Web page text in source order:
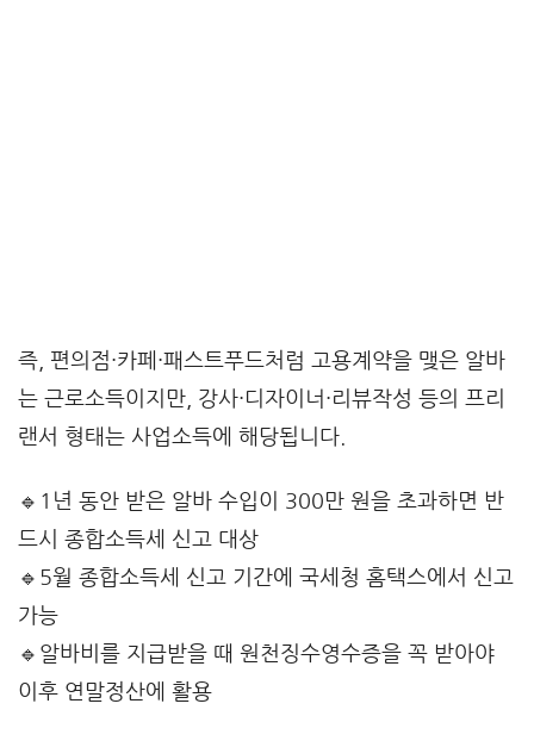
즉, 편의점·카페·패스트푸드처럼 고용계약을 맺은 알바
는 근로소득이지만, 강사·디자이너·리뷰작성 등의 프리
랜서 형태는 사업소득에 해당됩니다.
🔹1년 동안 받은 알바 수입이 300만 원을 초과하면 반
드시 종합소득세 신고 대상
🔹5월 종합소득세 신고 기간에 국세청 홈택스에서 신고
가능
🔹알바비를 지급받을 때 원천징수영수증을 꼭 받아야
이후 연말정산에 활용